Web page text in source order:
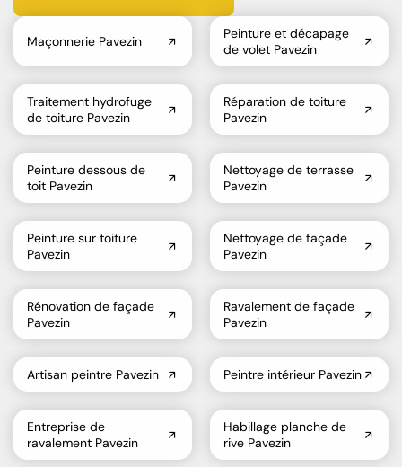
Maçonnerie Pavezin
Peinture et décapage
de volet Pavezin
Traitement hydrofuge
de toiture Pavezin
Réparation de toiture
Pavezin
Peinture dessous de
toit Pavezin
Nettoyage de terrasse
Pavezin
Peinture sur toiture
Pavezin
Nettoyage de façade
Pavezin
Rénovation de façade
Pavezin
Ravalement de façade
Pavezin
Artisan peintre Pavezin Peintre intérieur Pavezin
Entreprise de
ravalement Pavezin
Habillage planche de
rive Pavezin